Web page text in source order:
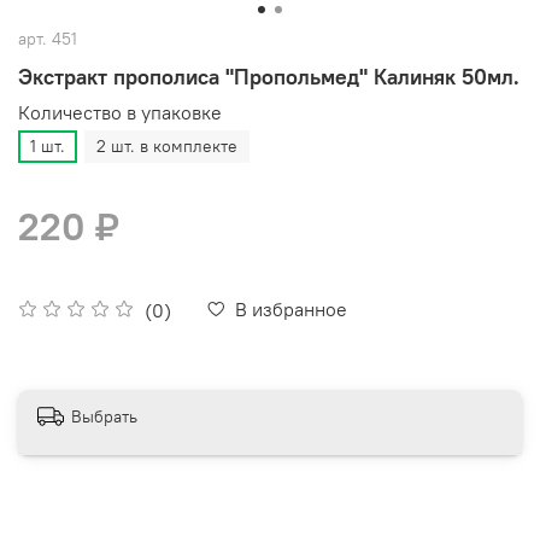
арт. 451
Экстракт прополиса "Пропольмед" Калиняк 50мл.
(0) В избранное
Количество в упаковке
1 шт. 2 шт. в комплекте
220 ₽
Выбрать